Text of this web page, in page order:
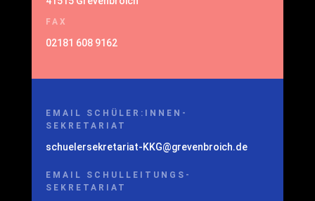
FAX
02181 608 9162
EMAIL SCHÜLER:INNEN-
SEKRETARIAT
schuelersekretariat-KKG@grevenbroich.de
EMAIL SCHULLEITUNGS-
SEKRETARIAT